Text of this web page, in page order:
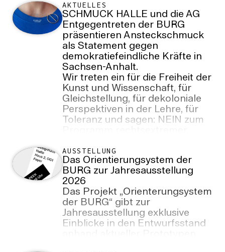
zurückliegenden zwei
Semestern.
AKTUELLES
SCHMUCK HALLE und die AG
Entgegentreten der BURG
präsentieren Ansteckschmuck
als Statement gegen
demokratiefeindliche Kräfte in
Sachsen-Anhalt.
Wir treten ein für die Freiheit der
Kunst und Wissenschaft, für
Gleichstellung, für dekoloniale
Perspektiven in der Lehre, für
Toleranz und sagen: NEIN zum
AUSSTELLUNG
Das Orientierungsystem der
BURG zur Jahresausstellung
2026
Das Projekt „Orienterungsystem
der BURG“ gibt zur
Jahresausstellung exklusive
Einblicke in den Entwurfsstand